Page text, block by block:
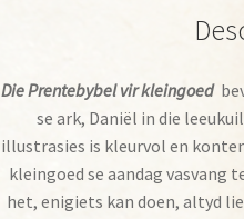
Die Prentebybel vir kleingoed
se ark, Daniël in die
illustrasies is kleurvol en
kleingoed se aandag vasvang
het, enigiets kan doen, altyd